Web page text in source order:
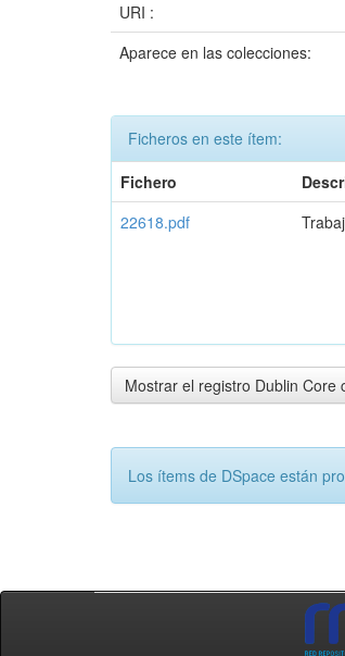
URI :
Aparece en las colecciones:
Ficheros en este ítem:
Fichero
22618.pdf
Mostrar el registro Dublin Core
Los ítems de DSpace están